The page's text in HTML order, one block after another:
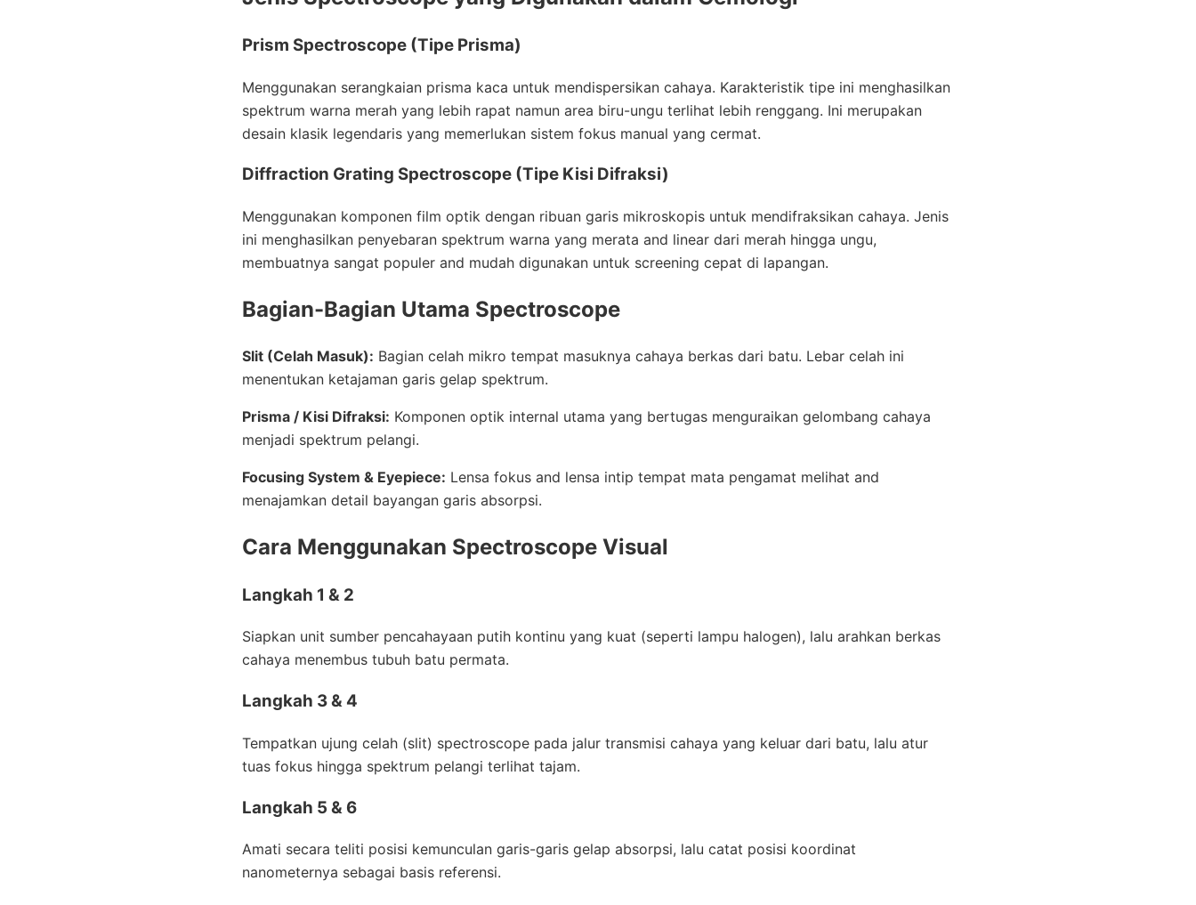
Prism Spectroscope (Tipe Prisma)
Menggunakan serangkaian prisma kaca untuk mendispersikan cahaya. Karakteristik tipe ini menghasilkan
spektrum warna merah yang lebih rapat namun area biru-ungu terlihat lebih renggang. Ini merupakan
desain klasik legendaris yang memerlukan sistem fokus manual yang cermat.
Diffraction Grating Spectroscope (Tipe Kisi Difraksi)
Menggunakan komponen film optik dengan ribuan garis mikroskopis untuk mendifraksikan cahaya. Jenis
ini menghasilkan penyebaran spektrum warna yang merata and linear dari merah hingga ungu,
membuatnya sangat populer and mudah digunakan untuk screening cepat di lapangan.
Bagian-Bagian Utama Spectroscope
Slit (Celah Masuk): Bagian celah mikro tempat masuknya cahaya berkas dari batu. Lebar celah ini
menentukan ketajaman garis gelap spektrum.
Prisma / Kisi Difraksi: Komponen optik internal utama yang bertugas menguraikan gelombang cahaya
menjadi spektrum pelangi.
Focusing System & Eyepiece: Lensa fokus and lensa intip tempat mata pengamat melihat and
menajamkan detail bayangan garis absorpsi.
Cara Menggunakan Spectroscope Visual
Langkah 1 & 2
Siapkan unit sumber pencahayaan putih kontinu yang kuat (seperti lampu halogen), lalu arahkan berkas
cahaya menembus tubuh batu permata.
Langkah 3 & 4
Tempatkan ujung celah (slit) spectroscope pada jalur transmisi cahaya yang keluar dari batu, lalu atur
tuas fokus hingga spektrum pelangi terlihat tajam.
Langkah 5 & 6
Amati secara teliti posisi kemunculan garis-garis gelap absorpsi, lalu catat posisi koordinat
nanometernya sebagai basis referensi.